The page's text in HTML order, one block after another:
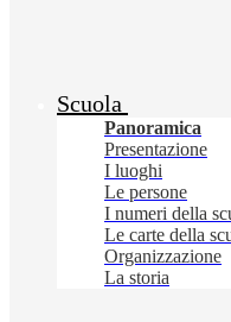
Scuola
Panoramica
Presentazione
I luoghi
Le persone
I numeri della
Le carte della
Organizzazione
La storia